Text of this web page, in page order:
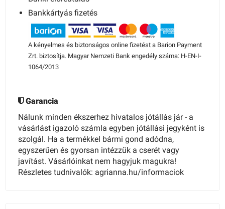
Bankkártyás fizetés
A kényelmes és biztonságos online fizetést a Barion Payment
Zrt. biztosítja. Magyar Nemzeti Bank engedély száma: H-EN-I-
1064/2013
Garancia
Nálunk minden ékszerhez hivatalos jótállás jár - a
vásárlást igazoló számla egyben jótállási jegyként is
szolgál. Ha a termékkel bármi gond adódna,
egyszerűen és gyorsan intézzük a cserét vagy
javítást. Vásárlóinkat nem hagyjuk magukra!
Részletes tudnivalók: agrianna.hu/informaciok